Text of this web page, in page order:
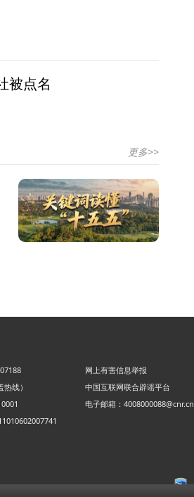
被点名
更多>>
网上有害信息举报
线）
中国互联网联合辟谣平台
电子邮箱：4008000088@cnr.cn